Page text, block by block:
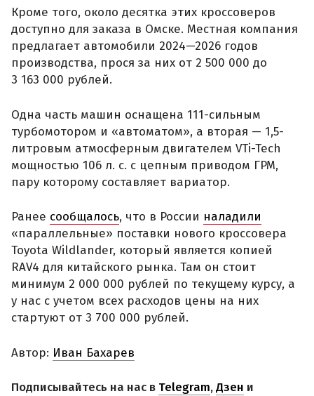
Кроме того, около десятка этих кроссоверов
доступно для заказа в Омске. Местная компания
предлагает автомобили 2024—2026 годов
производства, прося за них от 2 500 000 до
3 163 000 рублей.
Одна часть машин оснащена 111-сильным
турбомотором и «автоматом», а вторая — 1,5-
литровым атмосферным двигателем VTi-Tech
мощностью 106 л. с. с цепным приводом ГРМ,
пару которому составляет вариатор.
Ранее сообщалось, что в России наладили
«параллельные» поставки нового кроссовера
Toyota Wildlander, который является копией
RAV4 для китайского рынка. Там он стоит
минимум 2 000 000 рублей по текущему курсу, а
у нас с учетом всех расходов цены на них
стартуют от 3 700 000 рублей.
Автор: Иван Бахарев
Подписывайтесь на нас в Telegram,Дзен и